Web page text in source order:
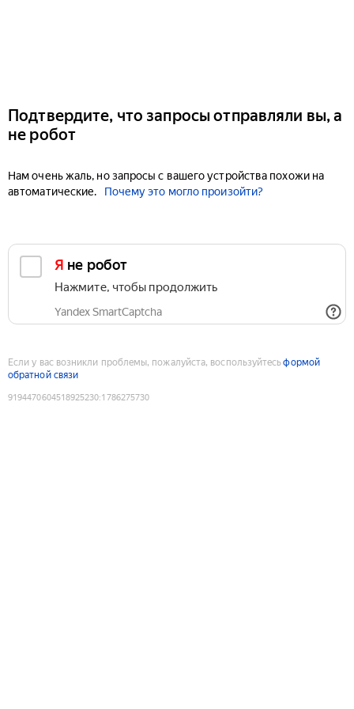
Подтвердите, что запросы отправляли вы, а
не робот
Нам очень жаль, но запросы с вашего устройства похожи на
автоматические.
Почему это могло произойти?
Я не робот
Нажмите, чтобы продолжить
Yandex SmartCaptcha
Если у вас возникли проблемы, пожалуйста, воспользуйтесьформой
обратной связи
9194470604518925230:1786275730